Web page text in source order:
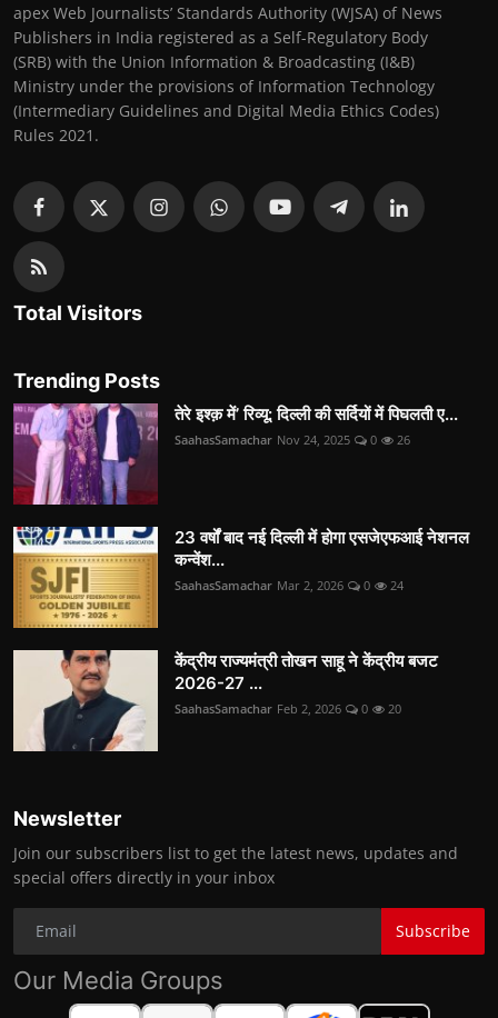
apex Web Journalists’ Standards Authority (WJSA) of News
Publishers in India registered as a Self-Regulatory Body
(SRB) with the Union Information & Broadcasting (I&B)
Ministry under the provisions of Information Technology
(Intermediary Guidelines and Digital Media Ethics Codes)
Rules 2021.
Total Visitors
Trending Posts
तेरे इश्क़ में’ रिव्यू: दिल्ली की सर्दियों में पिघलती ए...
SaahasSamachar Nov 24, 2025 0 26
23 वर्षों बाद नई दिल्ली में होगा एसजेएफआई नेशनल
कन्वेंश...
SaahasSamachar Mar 2, 2026 0 24
केंद्रीय राज्यमंत्री तोखन साहू ने केंद्रीय बजट
2026-27 ...
SaahasSamachar Feb 2, 2026 0 20
Newsletter
Join our subscribers list to get the latest news, updates and
special offers directly in your inbox
Subscribe
Our Media Groups